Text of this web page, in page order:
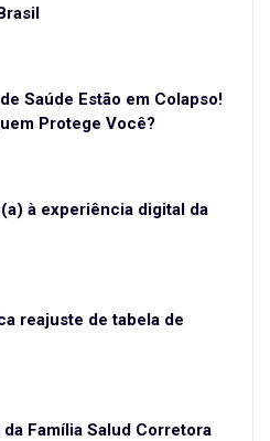
Saúde Estão em Colapso!
Protege Você?
à experiência digital da
reajuste de tabela de
Família Salud Corretora